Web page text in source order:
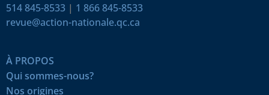
514 845-8533 | 1 866 845-8533
revue@action-nationale.qc.ca
À PROPOS
Qui sommes-nous?
Nos origines